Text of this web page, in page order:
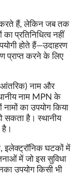
करते हैं, लेकिन जब तक
प्रतिनिधित्व नहीं
होते हैं—उदाहरण
प्राप्त करने के लिए
नाम और
नाम MPN के
नामों का उपयोग किया
सकता है। स्थानीय
इलेक्ट्रॉनिक घटकों में
में जो इस सुविधा
उपयोग किसी भी